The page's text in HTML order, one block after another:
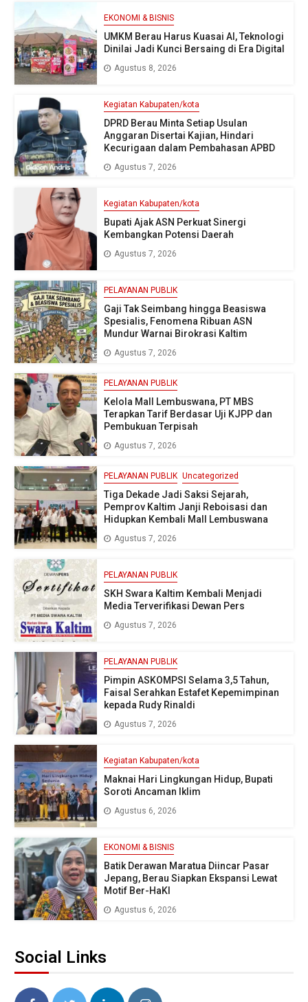
EKONOMI & BISNIS
UMKM Berau Harus Kuasai AI, Teknologi
Dinilai Jadi Kunci Bersaing di Era Digital
Agustus 8, 2026
Kegiatan Kabupaten/kota
DPRD Berau Minta Setiap Usulan
Anggaran Disertai Kajian, Hindari
Kecurigaan dalam Pembahasan APBD
Agustus 7, 2026
Kegiatan Kabupaten/kota
Bupati Ajak ASN Perkuat Sinergi
Kembangkan Potensi Daerah
Agustus 7, 2026
PELAYANAN PUBLIK
Gaji Tak Seimbang hingga Beasiswa
Spesialis, Fenomena Ribuan ASN
Mundur Warnai Birokrasi Kaltim
Agustus 7, 2026
PELAYANAN PUBLIK
Kelola Mall Lembuswana, PT MBS
Terapkan Tarif Berdasar Uji KJPP dan
Pembukuan Terpisah
Agustus 7, 2026
PELAYANAN PUBLIK Uncategorized
Tiga Dekade Jadi Saksi Sejarah,
Pemprov Kaltim Janji Reboisasi dan
Hidupkan Kembali Mall Lembuswana
Agustus 7, 2026
PELAYANAN PUBLIK
SKH Swara Kaltim Kembali Menjadi
Media Terverifikasi Dewan Pers
Agustus 7, 2026
PELAYANAN PUBLIK
Pimpin ASKOMPSI Selama 3,5 Tahun,
Faisal Serahkan Estafet Kepemimpinan
kepada Rudy Rinaldi
Agustus 7, 2026
Kegiatan Kabupaten/kota
Maknai Hari Lingkungan Hidup, Bupati
Soroti Ancaman Iklim
Agustus 6, 2026
EKONOMI & BISNIS
Batik Derawan Maratua Diincar Pasar
Jepang, Berau Siapkan Ekspansi Lewat
Motif Ber-HaKI
Agustus 6, 2026
Social Links